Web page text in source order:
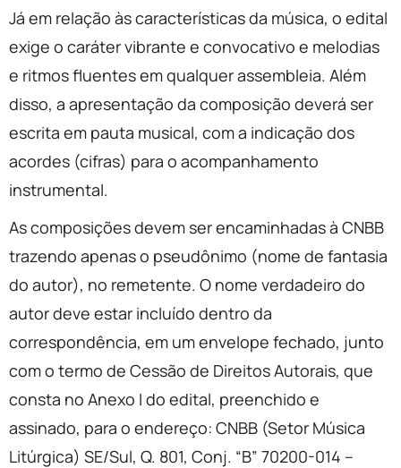
Já em relação às características da música, o edital
exige o caráter vibrante e convocativo e melodias
e ritmos fluentes em qualquer assembleia. Além
disso, a apresentação da composição deverá ser
escrita em pauta musical, com a indicação dos
acordes (cifras) para o acompanhamento
instrumental.
As composições devem ser encaminhadas à CNBB
trazendo apenas o pseudônimo (nome de fantasia
do autor), no remetente. O nome verdadeiro do
autor deve estar incluído dentro da
correspondência, em um envelope fechado, junto
com o termo de Cessão de Direitos Autorais, que
consta no Anexo I do edital, preenchido e
assinado, para o endereço: CNBB (Setor Música
Litúrgica) SE/Sul, Q. 801, Conj. “B” 70200-014 –